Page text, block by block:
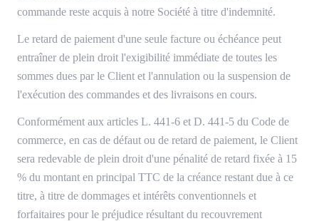
commande reste acquis à notre Société à titre d'indemnité.
Le retard de paiement d'une seule facture ou échéance peut
entraîner de plein droit l'exigibilité immédiate de toutes les
sommes dues par le Client et l'annulation ou la suspension de
l'exécution des commandes et des livraisons en cours.
Conformément aux articles L. 441-6 et D. 441-5 du Code de
commerce, en cas de défaut ou de retard de paiement, le Client
sera redevable de plein droit d'une pénalité de retard fixée à 15
% du montant en principal TTC de la créance restant due à ce
titre, à titre de dommages et intérêts conventionnels et
forfaitaires pour le préjudice résultant du recouvrement